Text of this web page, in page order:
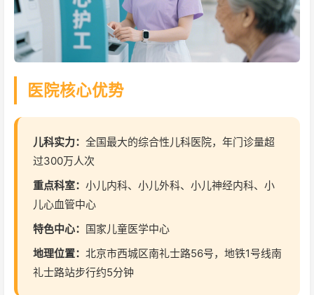
医院核心优势
儿科实力： 全国最大的综合性儿科医院，年门诊量超
过300万人次
重点科室： 小儿内科、小儿外科、小儿神经内科、小
儿心血管中心
特色中心： 国家儿童医学中心
地理位置： 北京市西城区南礼士路56号，地铁1号线南
礼士路站步行约5分钟